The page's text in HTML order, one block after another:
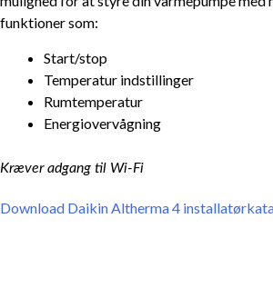
funktioner som:
Start/stop
Temperatur indstillinger
Rumtemperatur
Energiovervågning
Kræver adgang til Wi-Fi
Download Daikin Altherma 4